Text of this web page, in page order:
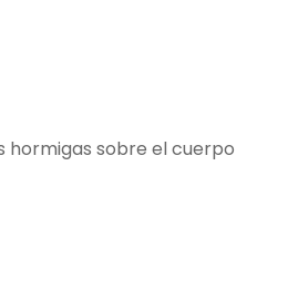
hormigas sobre el cuerpo